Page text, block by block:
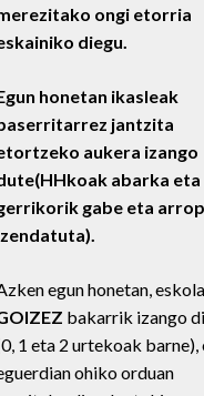
ongi etorria
diegu.
honetan ikasleak
jantzita
aukera izango
abarka eta
gabe eta
egun honetan,
bakarrik izango
1 eta 2 urtekoak barne),
ohiko orduan